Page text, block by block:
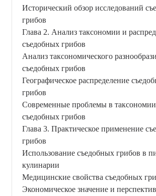
Исторический обзор исследований
грибов
Глава 2. Анализ таксономии и
съедобных грибов
Анализ таксономического
съедобных грибов
Географическое распределение
грибов
Современные проблемы в таксономии
съедобных грибов
Глава 3. Практическое применение
грибов
Использование съедобных грибов в
кулинарии
Медицинские свойства съедобных
Экономическое значение и